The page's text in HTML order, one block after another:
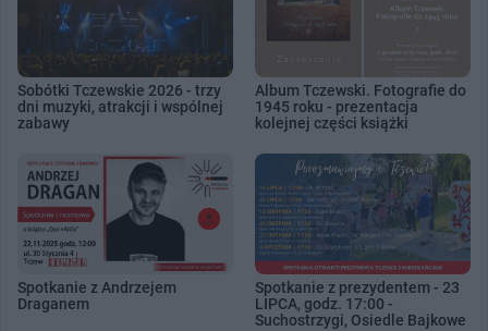
Sobótki Tczewskie 2026 - trzy
dni muzyki, atrakcji i wspólnej
zabawy
Album Tczewski. Fotografie do
1945 roku - prezentacja
kolejnej części książki
Spotkanie z Andrzejem
Draganem
Spotkanie z prezydentem - 23
LIPCA, godz. 17:00 -
Suchostrzygi, Osiedle Bajkowe